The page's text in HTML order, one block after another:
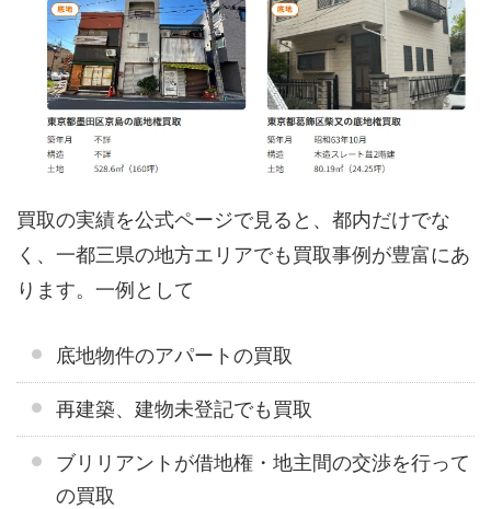
買取の実績を公式ページで見ると、都内だけでな
く、一都三県の地方エリアでも買取事例が豊富にあ
ります。一例として
底地物件のアパートの買取
再建築、建物未登記でも買取
ブリリアントが借地権・地主間の交渉を行って
の買取